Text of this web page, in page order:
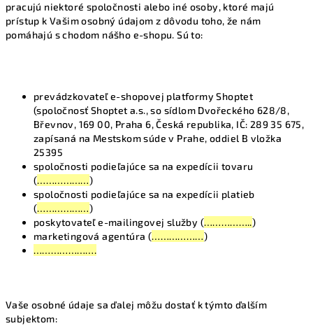
pracujú niektoré spoločnosti alebo iné osoby, ktoré majú
prístup k Vašim osobný údajom z dôvodu toho, že nám
pomáhajú s chodom nášho e-shopu. Sú to:
prevádzkovateľ e-shopovej platformy Shoptet
(spoločnosť Shoptet a.s., so sídlom Dvořeckého 628/8,
Břevnov, 169 00, Praha 6, Česká republika, IČ: 289 35 675,
zapísaná na Mestskom súde v Prahe, oddiel B vložka
25395
spoločnosti podieľajúce sa na expedícii tovaru
(………………)
spoločnosti podieľajúce sa na expedícii platieb
(………………)
poskytovateľ e-mailingovej služby (……………..)
marketingová agentúra (………………)
………………….
Vaše osobné údaje sa ďalej môžu dostať k týmto ďalším
subjektom: